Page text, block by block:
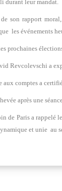
durant leur mandat.
de son rapport
les événements
prochaines
Revcolevschi a
aux comptes a
après une
de Paris a rappelé
et unie au